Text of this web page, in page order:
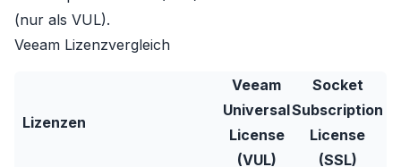
(nur als VUL).
Veeam Lizenzvergleich
Lizenzen
Veeam
Universal
License
(VUL)
Socket
Subscription
License
(SSL)